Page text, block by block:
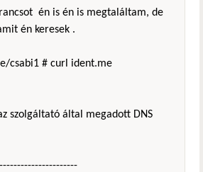
én is én is megtaláltam, de
én keresek .
csabi1 # curl ident.me
szolgáltató által megadott DNS